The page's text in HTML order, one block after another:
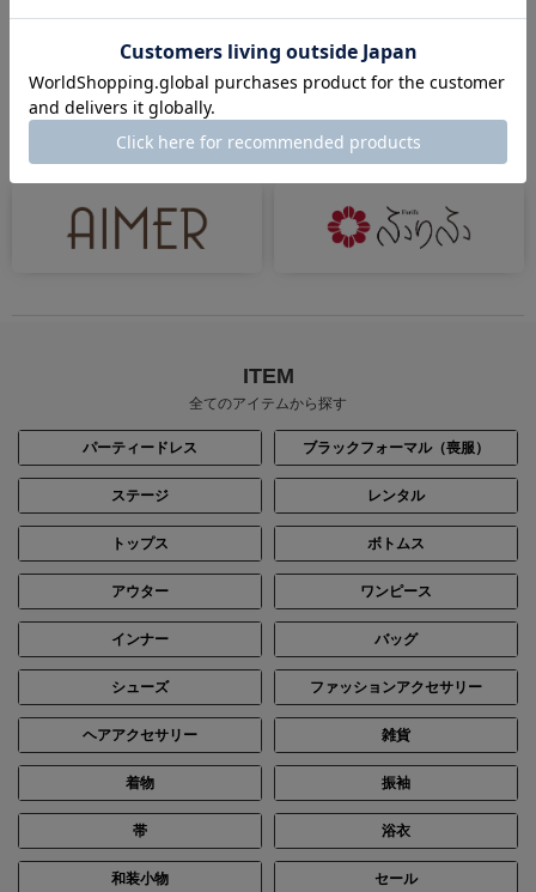
BRAND
ミマツグループのブランド
ITEM
全てのアイテムから探す
パーティードレス ブラックフォーマル（喪服）
ステージ レンタル
トップス ボトムス
アウター ワンピース
インナー バッグ
シューズ ファッションアクセサリー
ヘアアクセサリー 雑貨
着物 振袖
帯 浴衣
和装小物 セール